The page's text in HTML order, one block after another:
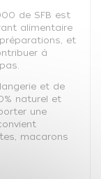
de SFB est
alimentaire
et
à
et de
naturel et
une
macarons